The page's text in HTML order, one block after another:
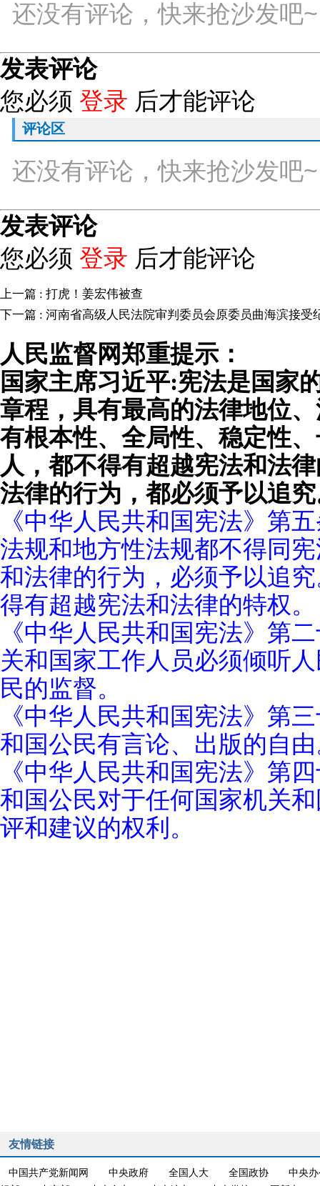
还没有评论，快来抢沙发吧~
发表评论
您必须 登录 后才能评论
评论区
还没有评论，快来抢沙发吧~
发表评论
您必须 登录 后才能评论
上一篇 : 打虎！姜宏伟被查
下一篇 : 河南省高级人民法院审判委员会原委员曲海滨接受
人民监督网郑重提示：
国家主席习近平:宪法是国家
章程，具有最高的法律地位
有根本性、全局性、稳定性
人，都不得有超越宪法和法
法律的行为，都必须予以追
《中华人民共和国宪法》第
法规和地方性法规都不得同
和法律的行为，必须予以追
得有超越宪法和法律的特权。
《中华人民共和国宪法》第
关和国家工作人员必须倾听
民的监督。
《中华人民共和国宪法》第
和国公民有言论、出版的自
《中华人民共和国宪法》第
和国公民对于任何国家机关
评和建议的权利。
友情链接
中国共产党新闻网 中央政府 全国人大 全国政协
中央